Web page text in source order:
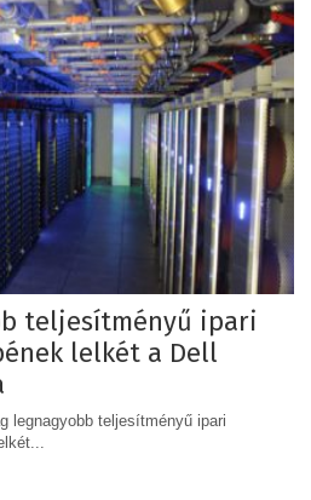
teljesítményű ipari
lelkét a Dell
legnagyobb teljesítményű ipari